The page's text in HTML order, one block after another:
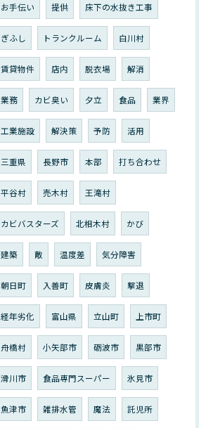
お手伝い 提供 床下の水抜き工事
ぎふし トランクルーム 白川村
賃貸物件 店内 脱衣場 解消
業務 カビ臭い 夕立 食品 業界
工業施設 解決策 予防 活用
三重県 長野市 本部 打ち合わせ
平谷村 売木村 王滝村
カビバスターズ 北相木村 かび
建築 敵 温度差 気分障害
朝日町 入善町 皮膚炎 撃退
経年劣化 富山県 立山町 上市町
舟橋村 小矢部市 砺波市 黒部市
滑川市 食品専門スーパー 氷見市
魚津市 雑排水管 魔法 託児所